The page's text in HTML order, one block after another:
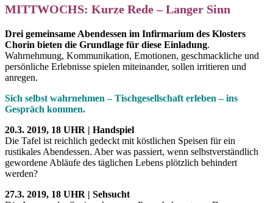
MITTWOCHS: Kurze Rede – Langer Sinn
Drei gemeinsame Abendessen im Infirmarium des Klosters
Chorin bieten die Grundlage für diese Einladung.
Wahrnehmung, Kommunikation, Emotionen, geschmackliche und
persönliche Erlebnisse spielen miteinander, sollen irritieren und
anregen.
Sich selbst wahrnehmen – Tischgesellschaft erleben – ins
Gespräch kommen.
20.3. 2019, 18 UHR | Handspiel
Die Tafel ist reichlich gedeckt mit köstlichen Speisen für ein
rustikales Abendessen. Aber was passiert, wenn selbstverständlich
gewordene Abläufe des täglichen Lebens plötzlich behindert
werden?
27.3. 2019, 18 UHR | Sehsucht